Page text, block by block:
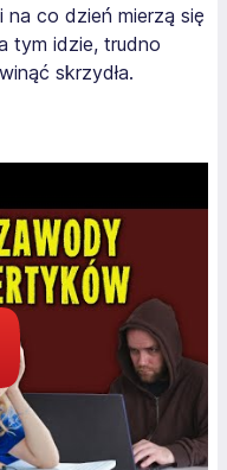
co dzień mierzą się
tym idzie, trudno
skrzydła.